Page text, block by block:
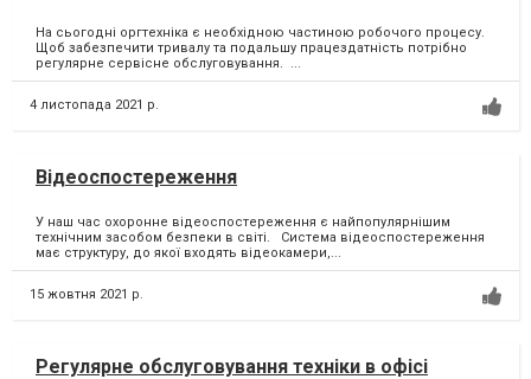
На сьогодні оргтехніка є необхідною частиною робочого процесу. ⁣
Щоб забезпечити тривалу та подальшу працездатність потрібно
регулярне сервісне обслуговування. ⁣...
4 листопада 2021 р.
Відеоспостереження
У наш час охоронне відеоспостереження є найпопулярнішим
технічним засобом безпеки в світі. Система відеоспостереження
має структуру, до якої входять відеокамери,...
15 жовтня 2021 р.
Регулярне обслуговування техніки в офісі